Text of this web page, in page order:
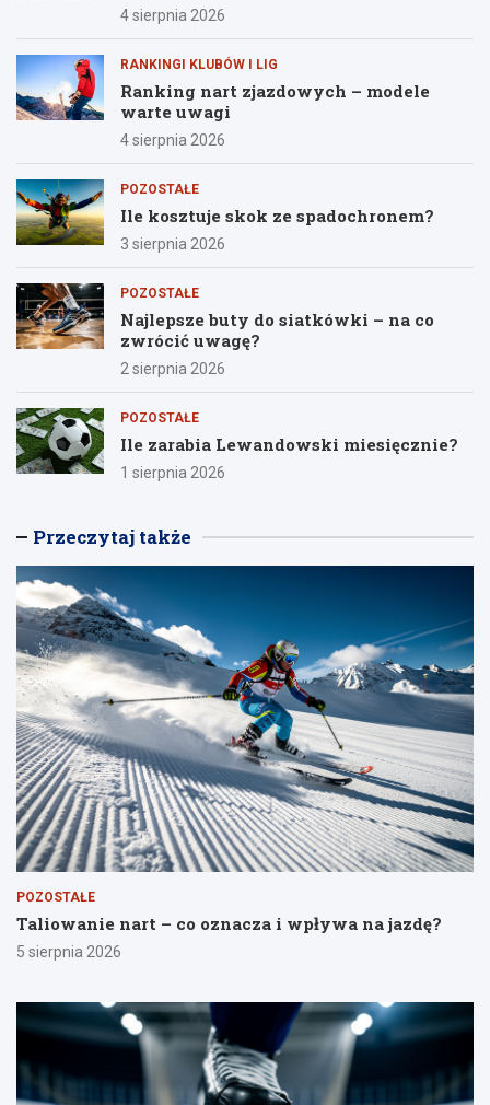
4 sierpnia 2026
RANKINGI KLUBÓW I LIG
Ranking nart zjazdowych – modele
warte uwagi
4 sierpnia 2026
POZOSTAŁE
Ile kosztuje skok ze spadochronem?
3 sierpnia 2026
POZOSTAŁE
Najlepsze buty do siatkówki – na co
zwrócić uwagę?
2 sierpnia 2026
POZOSTAŁE
Ile zarabia Lewandowski miesięcznie?
1 sierpnia 2026
Przeczytaj także
POZOSTAŁE
Taliowanie nart – co oznacza i wpływa na jazdę?
5 sierpnia 2026